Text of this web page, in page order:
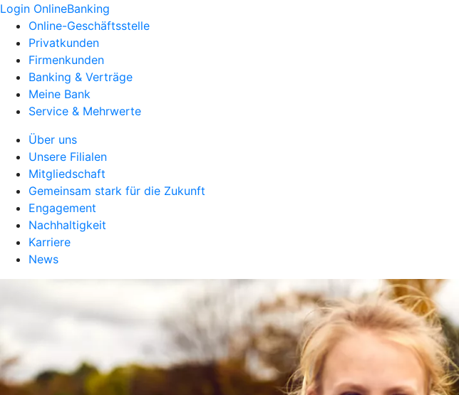
Login OnlineBanking
Online-Geschäftsstelle
Privatkunden
Firmenkunden
Banking & Verträge
Meine Bank
Service & Mehrwerte
Über uns
Unsere Filialen
Mitgliedschaft
Gemeinsam stark für die Zukunft
Engagement
Nachhaltigkeit
Karriere
News